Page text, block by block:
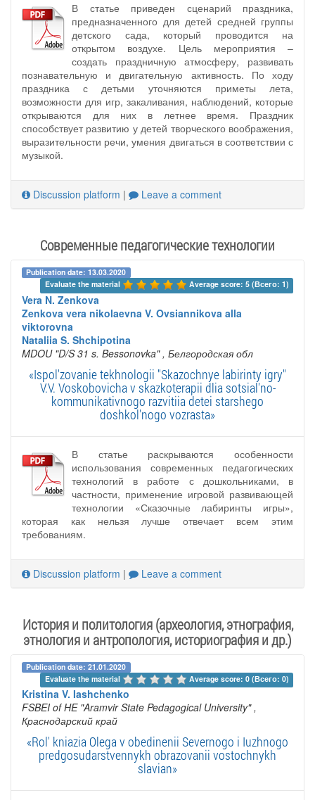
В статье приведен сценарий праздника,
предназначенного для детей средней группы
детского сада, который проводится на
открытом воздухе. Цель мероприятия –
создать праздничную атмосферу, развивать
познавательную и двигательную активность. По ходу
праздника с детьми уточняются приметы лета,
возможности для игр, закаливания, наблюдений, которые
открываются для них в летнее время. Праздник
способствует развитию у детей творческого воображения,
выразительности речи, умения двигаться в соответствии с
музыкой.
Discussion platform | Leave a comment
Современные педагогические технологии
Publication date: 13.03.2020
Evaluate the material
Average score: 5 (Всего: 1)
Vera N. Zenkova
Zenkova vera nikolaevna V. Ovsiannikova alla
viktorovna
Nataliia S. Shchipotina
MDOU "D/S 31 s. Bessonovka" , Белгородская обл
«Ispol'zovanie tekhnologii "Skazochnye labirinty igry"
V.V. Voskobovicha v skazkoterapii dlia sotsial'no-
kommunikativnogo razvitiia detei starshego
doshkol'nogo vozrasta»
В статье раскрываются особенности
использования современных педагогических
технологий в работе с дошкольниками, в
частности, применение игровой развивающей
технологии «Сказочные лабиринты игры»,
которая как нельзя лучше отвечает всем этим
требованиям.
Discussion platform | Leave a comment
История и политология (археология, этнография,
этнология и антропология, историография и др.)
Publication date: 21.01.2020
Evaluate the material
Average score: 0 (Всего: 0)
Kristina V. Iashchenko
FSBEI of HE "Aramvir State Pedagogical University" ,
Краснодарский край
«Rol' kniazia Olega v obedinenii Severnogo i Iuzhnogo
predgosudarstvennykh obrazovanii vostochnykh
slavian»